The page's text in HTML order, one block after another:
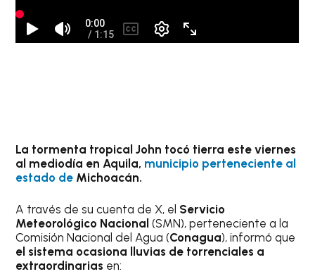
La tormenta tropical John tocó tierra este viernes
al mediodía en Aquila, municipio perteneciente al
estado de Michoacán.
A través de su cuenta de X, el Servicio
Meteorológico Nacional (SMN), perteneciente a la
Comisión Nacional del Agua (Conagua), informó que
el sistema ocasiona lluvias de torrenciales a
extraordinarias en: